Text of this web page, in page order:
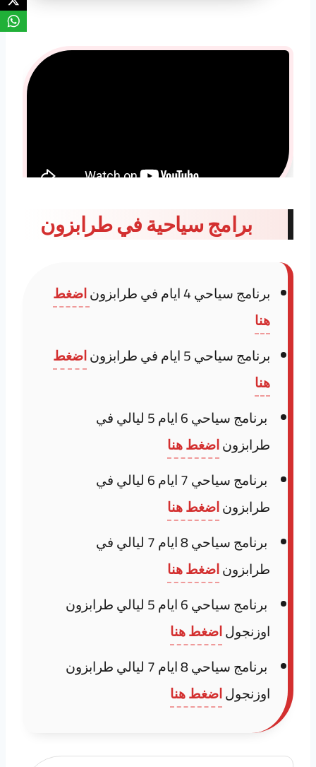
برامج سياحية في طرابزون
برنامج سياحي 4 ايام في طرابزون
اضغط
هنا
برنامج سياحي 5 ايام في طرابزون
اضغط
هنا
برنامج سياحي 6 ايام 5 ليالي في
طرابزوناضغط هنا
برنامج سياحي 7 ايام 6 ليالي في
طرابزوناضغط هنا
برنامج سياحي 8 ايام 7 ليالي في
طرابزوناضغط هنا
برنامج سياحي 6 ايام 5 ليالي طرابزون
اوزنجولاضغط هنا
برنامج سياحي 8 ايام 7 ليالي طرابزون
اوزنجولاضغط هنا